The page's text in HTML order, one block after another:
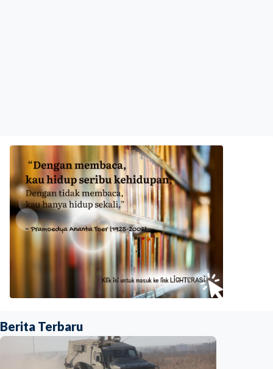
Berita Terbaru